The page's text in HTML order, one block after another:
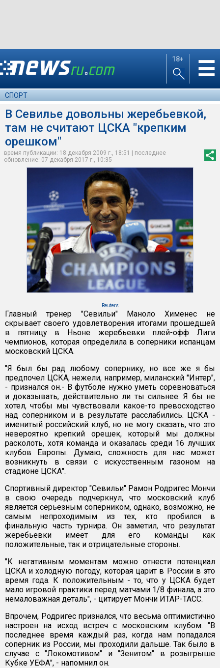
18+ ☰
СПОРТ
В Севилье довольны жеребьевкой,
там не считают ЦСКА "крепким
орешком"
время публикации: 18 декабря 2009 г., 18:51 | последнее
обновление: 07 декабря 2017 г., 10:35
Reuters
Главный тренер "Севильи" Маноло Хименес не
скрывает своего удовлетворения итогами прошедшей
в пятницу в Ньоне жеребьевки плей-офф Лиги
чемпионов, которая определила в соперники испанцам
московский ЦСКА.
"Я был бы рад любому сопернику, но все же я бы
предпочел ЦСКА, нежели, например, миланский "Интер",
- признался он.- В футболе нужно уметь соревноваться
и доказывать, действительно ли ты сильнее. Я бы не
хотел, чтобы мы чувствовали какое-то превосходство
над соперником и в результате расслабились. ЦСКА -
именитый российский клуб, но не могу сказать, что это
невероятно крепкий орешек, который мы должны
расколоть, хотя команда и оказалась среди 16 лучших
клубов Европы. Думаю, сложность для нас может
возникнуть в связи с искусственным газоном на
стадионе ЦСКА".
Спортивный директор "Севильи" Рамон Родригес Мончи
в свою очередь подчеркнул, что московский клуб
является серьезным соперником, однако, возможно, не
самым непроходимым из тех, кто пробился в
финальную часть турнира. Он заметил, что результат
жеребьевки имеет для его команды как
положительные, так и отрицательные стороны.
"К негативным моментам можно отнести потенциал
ЦСКА и холодную погоду, которая царит в России в это
время года. К положительным - то, что у ЦСКА будет
мало игровой практики перед матчами 1/8 финала, а это
немаловажная деталь", - цитирует Мончи ИТАР-ТАСС.
Впрочем, Родригес признался, что весьма оптимистично
настроен на исход встреч с московским клубом. "В
последнее время каждый раз, когда нам попадался
соперник из России, мы проходили дальше. Так было в
случае с "Локомотивом" и "Зенитом" в розыгрыше
Кубке УЕФА", - напомнил он.